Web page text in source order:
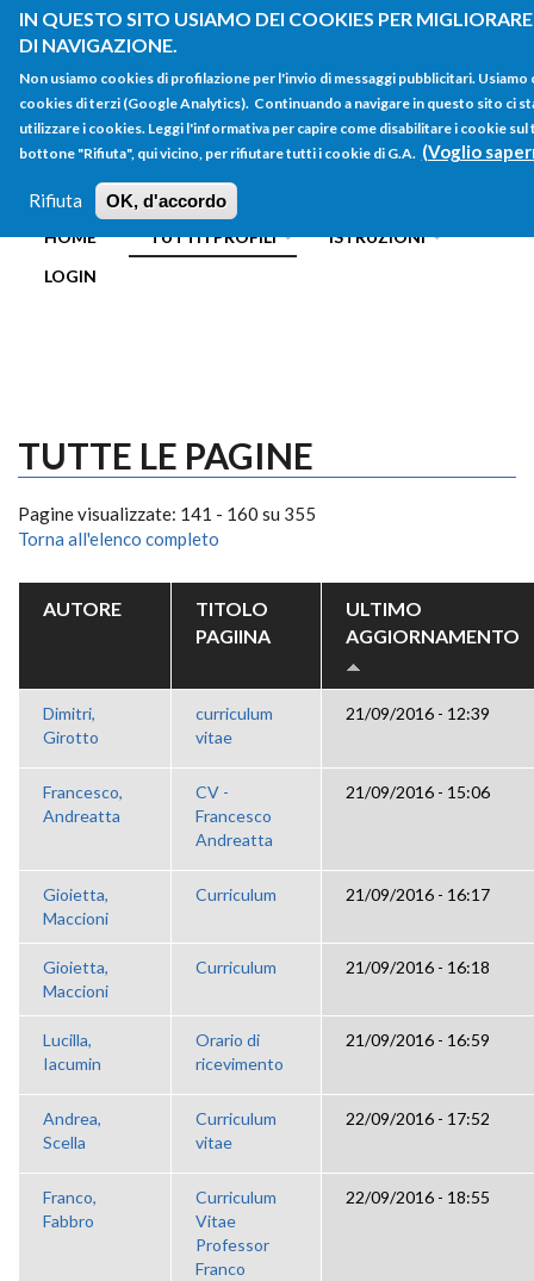
IN QUESTO SITO USIAMO DEI COOKIES PER
DI NAVIGAZIONE.
Non usiamo cookies di profilazione per l'invio di messaggi pubblicitari. Usiamo
cookies di terzi (Google Analytics). Continuando a navigare in questo sito ci
utilizzare i cookies. Leggi l'informativa per capire come disabilitare i cookie
bottone "Rifiuta", qui vicino, per rifiutare tutti i cookie di G.A. (Voglio
Rifiuta OK, d'accordo
Salta al contenuto principale
FORM
DI
RICERCA
Main menu
HOME TUTTI I PROFILI
ISTRUZIONI
LOGIN
TUTTE LE PAGINE
Pagine visualizzate: 141 - 160 su 355
Torna all'elenco completo
AUTORE
TITOLO
PAGIINA
ULTIMO
AGGIORNAMENTO
Dimitri,
Girotto
curriculum
vitae
21/09/2016 - 12:39
Francesco,
Andreatta
CV -
Francesco
Andreatta
21/09/2016 - 15:06
Gioietta,
Maccioni
Curriculum 21/09/2016 - 16:17
Gioietta,
Maccioni
Curriculum 21/09/2016 - 16:18
Lucilla,
Iacumin
Orario di
ricevimento
21/09/2016 - 16:59
Andrea,
Scella
Curriculum
vitae
22/09/2016 - 17:52
Franco,
Fabbro
Curriculum
Vitae
Professor
Franco
22/09/2016 - 18:55